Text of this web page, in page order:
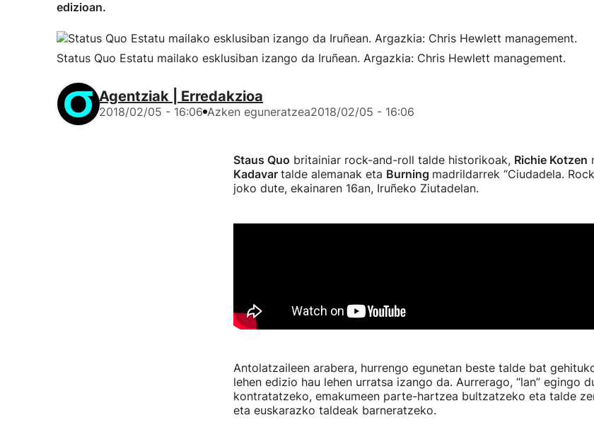
edizioan.
Status Quo Estatu mailako esklusiban izango da Iruñean. Argazkia: Chris Hewlett management.
Agentziak | Erredakzioa
2018/02/05 - 16:06 Azken eguneratzea2018/02/05 - 16:06
Staus Quo britainiar rock-and-roll talde historikoak, Richie Kotzen
Kadavar talde alemanak eta Burning madrildarrek “Ciudadela.
joko dute, ekainaren 16an, Iruñeko Ziutadelan.
Antolatzaileen arabera, hurrengo egunetan beste talde bat
lehen edizio hau lehen urratsa izango da. Aurrerago, “lan” egingo
kontratatzeko, emakumeen parte-hartzea bultzatzeko eta talde
eta euskarazko taldeak barneratzeko.